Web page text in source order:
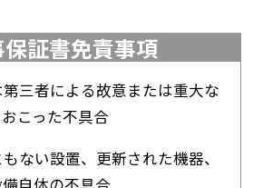
証書免責事項
三者による故意または重大な
こった不具合
ない設置、更新された機器、